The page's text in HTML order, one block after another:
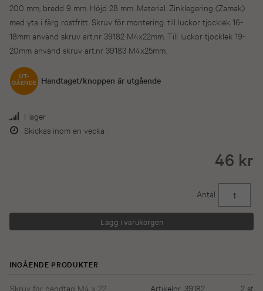
200 mm, bredd 9 mm. Höjd 28 mm. Material: Zinklegering (Zamak)
med yta i färg rostfritt. Skruv för montering: till luckor tjocklek 16-
18mm använd skruv art.nr 39182 M4x22mm. Till luckor tjocklek 19-
20mm använd skruv art.nr 39183 M4x25mm.
Handtaget/knoppen är utgående
I lager
Skickas inom en vecka
46 kr
Antal
INGÅENDE PRODUKTER
Skruv för handtag M4 x 22 Artikelnr. 39182 2 st